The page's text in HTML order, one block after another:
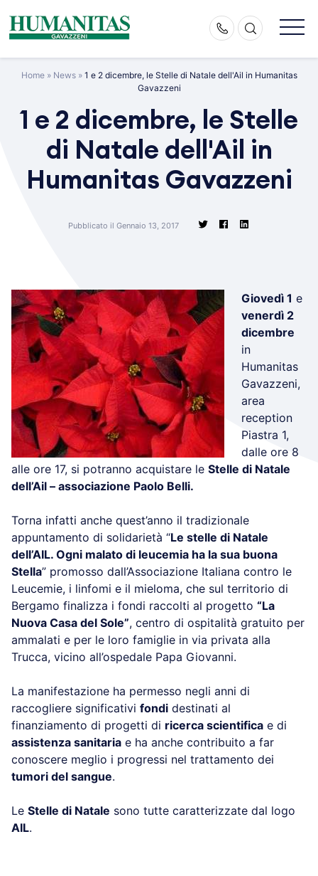
content
Home» News» 1 e 2 dicembre, le Stelle di Natale dell'Ail in Humanitas
Gavazzeni
1 e 2 dicembre, le Stelle
di Natale dell'Ail in
Humanitas Gavazzeni
Pubblicato il Gennaio 13, 2017
Giovedì 1 e
venerdì 2
dicembre
in
Humanitas
Gavazzeni,
area
reception
Piastra 1,
dalle ore 8
alle ore 17, si potranno acquistare le Stelle di Natale
dell’Ail – associazione Paolo Belli.
Torna infatti anche quest’anno il tradizionale
appuntamento di solidarietà “Le stelle di Natale
dell’AIL. Ogni malato di leucemia ha la sua buona
Stella” promosso dall’Associazione Italiana contro le
Leucemie, i linfomi e il mieloma, che sul territorio di
Bergamo finalizza i fondi raccolti al progetto “La
Nuova Casa del Sole”, centro di ospitalità gratuito per
ammalati e per le loro famiglie in via privata alla
Trucca, vicino all’ospedale Papa Giovanni.
La manifestazione ha permesso negli anni di
raccogliere significativi fondi destinati al
finanziamento di progetti di ricerca scientifica e di
assistenza sanitaria e ha anche contribuito a far
conoscere meglio i progressi nel trattamento dei
tumori del sangue.
Le Stelle di Natale sono tutte caratterizzate dal logo
AIL.